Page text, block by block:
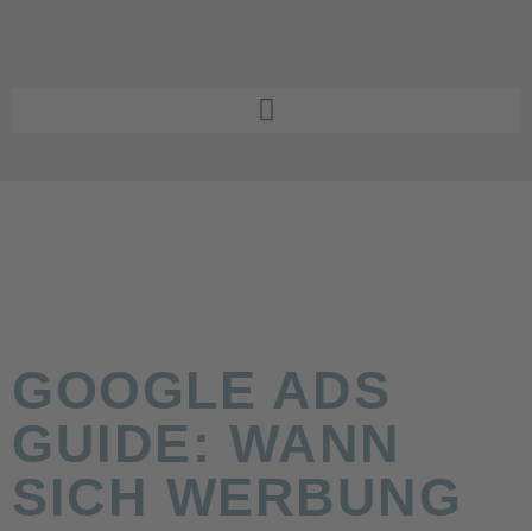
GOOGLE ADS
GUIDE: WANN
SICH WERBUNG